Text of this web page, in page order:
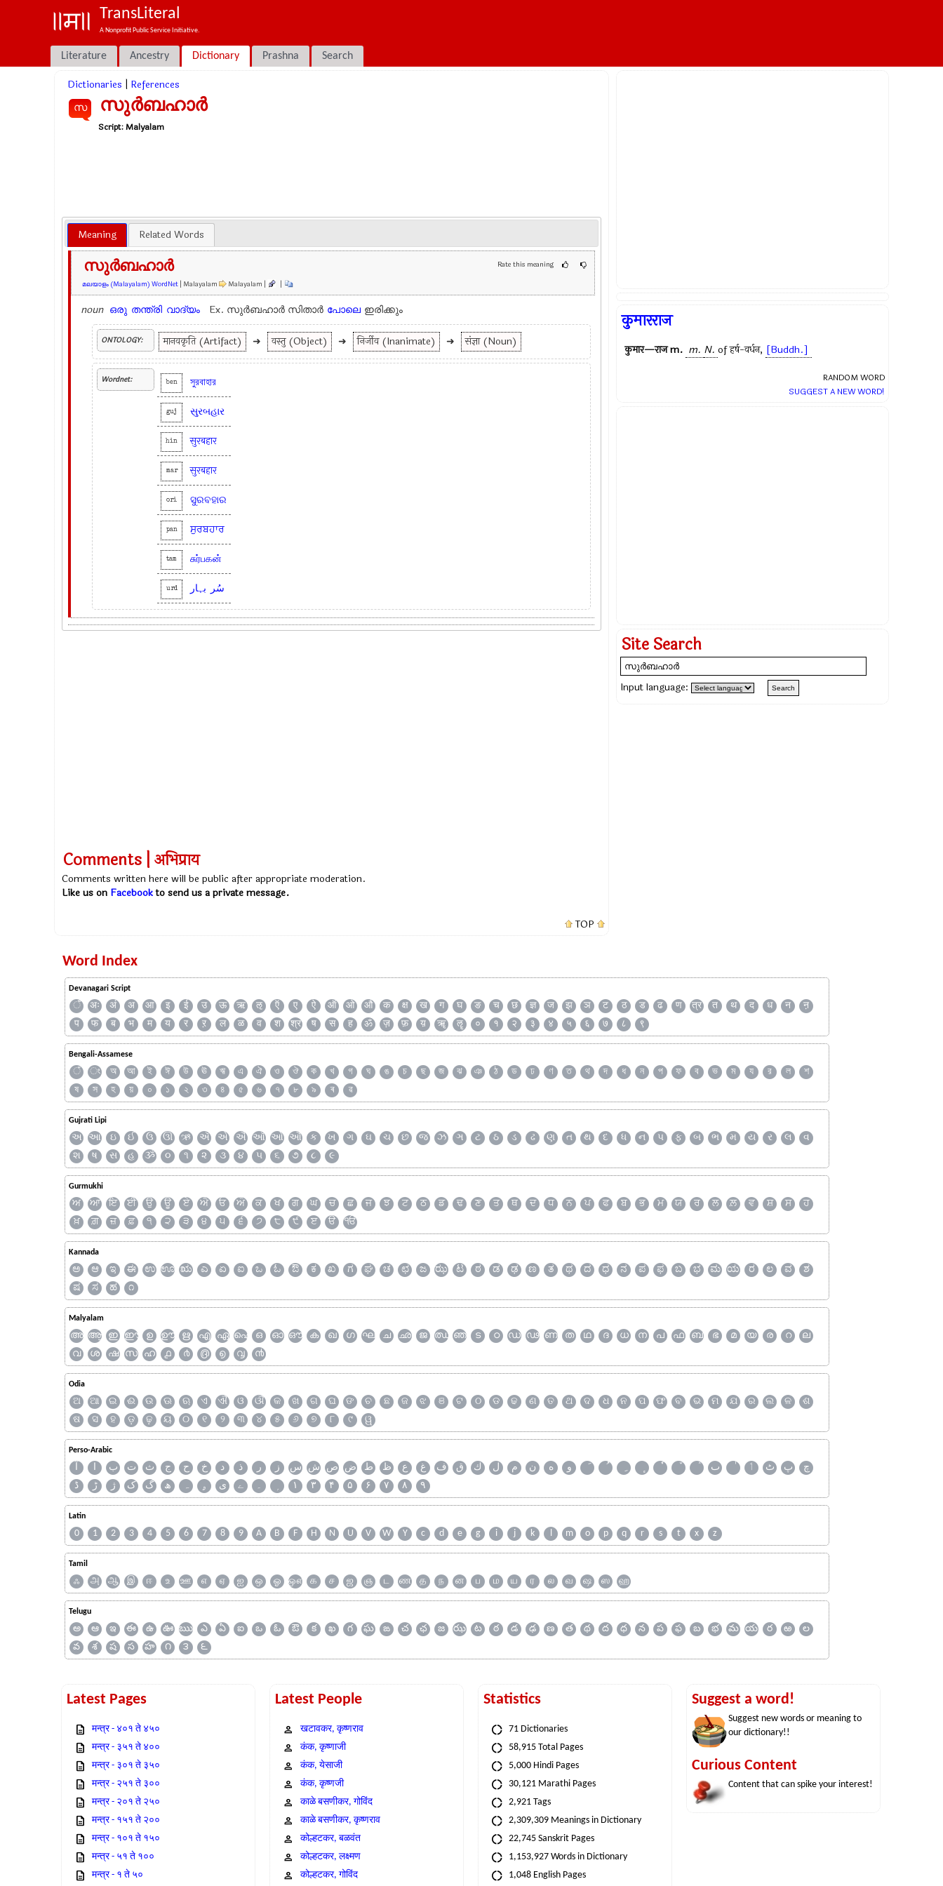
TransLiteral
A Nonprofit Public Service Initiative.
Literature Ancestry Dictionary Prashna Search
Dictionaries References
സ സുർബഹാർ
Script:Malyalam
Meaning Related Words
Rate this meaning
സുർബഹാർ
മലയാളം (Malayalam) WordNet| Malayalam Malayalam | |
noun ഒരു തന്ത്രി വാദ്യം Ex. സുർബഹാർ സിതാർ പോലെ ഇരിക്കും
ONTOLOGY: मानवकृति (Artifact) ➜ वस्तु (Object) ➜ निर्जीव (Inanimate) ➜ संज्ञा (Noun)
Wordnet: ben সুরবাহার
guj સુરબહાર
hin सुरबहार
mar सुरबहार
ori ସୁରବହାର
pan ਸੁਰਬਹਾਰ
tam சுர்பகன்
urd سُر بہار
Comments | अभिप्राय
Comments written here will be public after appropriate moderation.
Like us on Facebookto send us a private message.
TOP
कुमारराज
कुमार—राजm. m. N. ofहर्ष-वर्धन, [Buddh.]
RANDOM WORD
SUGGEST A NEW WORD!
Site Search
Input language:
Word Index
Devanagari Script
ँ अः अं अ आ इ ई उ ऊ ऋ ऌ ऍ ए ऐ ऑ ओ औ क क्ष ख ग घ ङ च छ ज्ञ ज झ ञ ट ठ ड ढ ण त्र त थ द ध न
ऩ
प
फ ब भ म य र ऱ ल ळ व श श्र ष स ह ॐ ज़ फ़ य़ ॠ ॡ ० १ २ ३ ४ ५ ६ ७ ८ ९
Bengali-Assamese
ঁ ং অ আ ই ঈ উ ঊ ঋ এ ঐ ও ঔ ক খ গ ঘ ঙ চ ছ জ ঝ ঞ ঠ ড ঢ ণ ত থ দ ধ ন প ফ ব ভ ম য র ল
শ
ষ
স হ য় ০ ১ ২ ৩ ৪ ৫ ৬ ৭ ৮ ৯ ৰ ৱ
Gujrati Lipi
અ આ ઇ ઈ ઉ ઊ ઋ ઍ એ ઐ ઑ ઓ ઔ ક ખ ગ ઘ ચ છ જ ઝ ઞ ટ ઠ ડ ઢ ણ ત થ દ ધ ન પ ફ બ ભ મ ય ર લ
વ
શ
ષ સ હ ૐ ૦ ૧ ૨ ૩ ૪ ૫ ૬ ૭ ૮ ૯
Gurmukhi
ਅ ਆ ਇ ਈ ਉ ਊ ਏ ਐ ਓ ਔ ਕ ਖ ਗ ਘ ਚ ਛ ਜ ਝ ਟ ਠ ਡ ਢ ਣ ਤ ਥ ਦ ਧ ਨ ਪ ਫ ਬ ਭ ਮ ਯ ਰ ਲ ਲ਼ ਵ ਸ਼ ਸ
ਹ
ਖ਼
ਗ਼ ਜ਼ ਫ਼ ੧ ੨ ੩ ੪ ੫ ੬ ੭ ੮ ੯ ੲ ੳ ੴ
Kannada
ಅ ಆ ಇ ಈ ಉ ಊ ಋ ಎ ಏ ಐ ಒ ಓ ಔ ಕ ಖ ಗ ಘ ಚ ಛ ಜ ಝ ಟ ಠ ಡ ಢ ಣ ತ ಥ ದ ಧ ನ ಪ ಫ ಬ ಭ ಮ ಯ ರ ಲ ವ
ಶ
ಷ
ಸ ಹ ೧
Malyalam
അ ആ ഇ ഈ ഉ ഊ ഋ എ ഏ ഐ ഒ ഓ ഔ ക ഖ ഗ ഘ ച ഛ ജ ഝ ഞ ട ഠ ഡ ഢ ണ ത ഥ ദ ധ ന പ ഫ ബ ഭ മ യ ര റ
ല
വ
ശ ഷ സ ഹ ൧ ൪ ൫ ൭ ൮ ൯
Odia
ଅ ଆ ଇ ଈ ଉ ଊ ଋ ଏ ଐ ଓ ଔ କ ଖ ଗ ଘ ଙ ଚ ଛ ଜ ଝ ଞ ଟ ଠ ଡ ଢ ଣ ତ ଥ ଦ ଧ ନ ପ ଫ ବ ଭ ମ ଯ ର ଲ ଳ
ଶ
ଷ
ସ ହ ଡ଼ ଢ଼ ୟ ୦ ୧ ୨ ୩ ୪ ୫ ୬ ୭ ୮ ୯ ୱ
Perso-Arabic
آ ا ب ت ث ج ح خ د ذ ر ز س ش ص ض ط ظ ع غ ف ق ك ل م ن ه و ٮ ٲ ٹ پ
چ
ڈ
ڑ ژ ک گ ھ ہ ۄ ی ے ۔ ۱ ۳ ۴ ۵ ۶ ۷ ۸ ۹
Latin
0 1 2 3 4 5 6 7 8 9 A B F H N U V W Y c d e g i j k l m o p q r s t x z
Tamil
ஃ அ ஆ இ ஈ உ ஊ எ ஏ ஐ ஒ ஓ ஔ க ச ஜ ஞ ட ண த ந ன ப ம ய ர ல வ ஷ ஸ ஹ
Telugu
అ ఆ ఇ ఈ ఉ ఊ ఋ ఎ ఏ ఐ ఒ ఓ ఔ క ఖ గ ఘ ఙ చ ఛ జ ఝ ట ఠ డ ఢ ణ త థ ద ధ న ప ఫ బ భ మ య ర ఱ
ల
వ
శ ష స హ ౧ ౩ ౬
Latest Pages
मन्त्र - ४०१ ते ४५०
मन्त्र - ३५१ ते ४००
मन्त्र - ३०१ ते ३५०
मन्त्र - २५१ ते ३००
मन्त्र - २०१ ते २५०
मन्त्र - १५१ ते २००
मन्त्र - १०१ ते १५०
मन्त्र - ५१ ते १००
मन्त्र - १ ते ५०
Latest People
खटावकर, कृष्णराव
कंक, कृष्णाजी
कंक, येसाजी
कंक, कृष्णजी
काळे बसणीकर, गोविंद
काळे बसणीकर, कृष्णराव
कोल्हटकर, बळवंत
कोल्हटकर, लक्ष्मण
कोल्हटकर, गोविंद
Statistics
71 Dictionaries
58,915 Total Pages
5,000 Hindi Pages
30,121 Marathi Pages
2,921 Tags
2,309,309 Meanings in Dictionary
22,745 Sanskrit Pages
1,153,927 Words in Dictionary
1,048 English Pages
Suggest a word!
Suggest new words or meaning to
our dictionary!!
Curious Content
Content that can spike your interest!